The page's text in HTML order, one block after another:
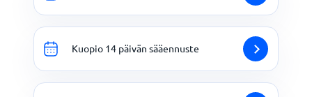
Kuopio 14 päivän sääennuste